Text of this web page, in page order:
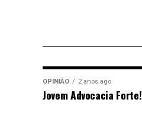
OPINIÃO 2 anos ago
Jovem Advocacia Forte!